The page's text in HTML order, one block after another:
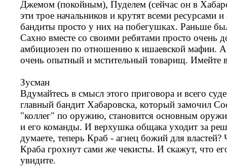
Джемом (покойным), Пуделем (сейчас он в
эти трое начальников и крутят всеми ресурсами
бандиты просто у них на побегушках. Раньше
Сахно вместе со своими ребятами просто очень
амбициозен по отношению к ишаевской мафии.
очень опытный и мстительный товарищ. Имейте
Зусман
Вдумайтесь в смысл этого приговора и всего
главный бандит Хабаровска, который замочил
"коллег" по оружию, становится основным
и его команды. И верхушка общака уходит за
думаете, теперь Краб - агнец божий для властей?
Краба грохнут сами же чекисты. И скажут, что
увидите.